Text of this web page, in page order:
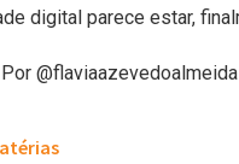
digital parece estar,
@flaviaazevedoalmeida